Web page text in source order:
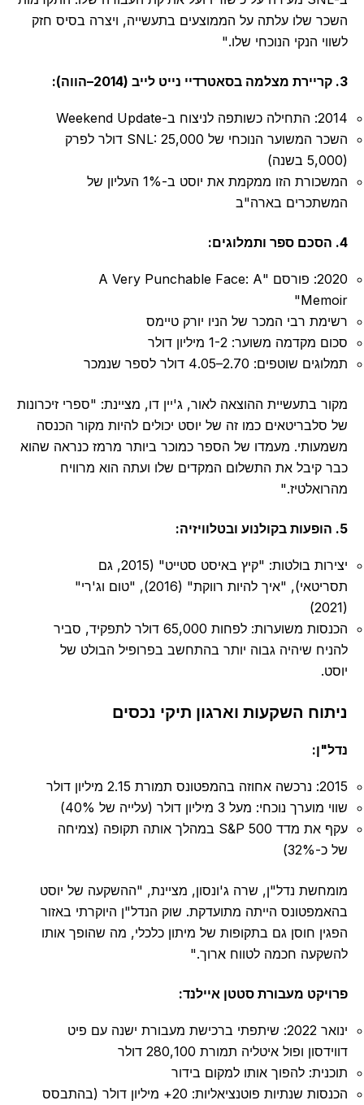
השכר שלו עלתה על הממוצעים בתעשייה, ויצרה בסיס חזק
לשווי הנקי הנוכחי שלו."
3. קריירת מצלמה בסאטרדיי נייט לייב (2014–הווה):
2014: התחילה כשותפה לניצוח ב-Weekend Update
השכר המשוער הנוכחי של SNL: 25,000 דולר לפרק
(5,000 בשנה)
המשכורת הזו ממקמת את יוסט ב-1% העליון של
המשתכרים בארה"ב
4. הסכם ספר ותמלוגים:
2020: פורסם "A Very Punchable Face: A
Memoir"
רשימת רבי המכר של הניו יורק טיימס
סכום מקדמה משוער: 1-2 מיליון דולר
תמלוגים שוטפים: 2.70–4.05 דולר לספר שנמכר
מקור בתעשיית ההוצאה לאור, ג'יין דו, מציינת: "ספרי זיכרונות
של סלבריטאים כמו זה של יוסט יכולים להיות מקור הכנסה
משמעותי. מעמדו של הספר כמוכר ביותר מרמז כנראה שהוא
כבר קיבל את התשלום המקדים שלו ועתה הוא מרוויח
מהרואלטיז."
5. הופעות בקולנוע ובטלוויזיה:
יצירות בולטות: "קיץ באיסט סטייט" (2015, גם
תסריטאי), "איך להיות רווקת" (2016), "טום וג'רי"
(2021)
הכנסות משוערות: לפחות 65,000 דולר לתפקיד, סביר
להניח שיהיה גבוה יותר בהתחשב בפרופיל הבולט של
יוסט.
ניתוח השקעות וארגון תיקי נכסים
נדל"ן:
2015: נרכשה אחוזה בהמפטונס תמורת 2.15 מיליון דולר
שווי מוערך נוכחי: מעל 3 מיליון דולר (עלייה של 40%)
עקף את מדד S&P 500 במהלך אותה תקופה (צמיחה
של כ-32%)
מומחשת נדל"ן, שרה ג'ונסון, מציינת, "ההשקעה של יוסט
בהאמפטונס הייתה מתועדקת. שוק הנדל"ן היוקרתי באזור
הפגין חוסן גם בתקופות של מיתון כלכלי, מה שהופך אותו
להשקעה חכמה לטווח ארוך."
פרויקט מעבורת סטטן איילנד:
ינואר 2022: שיתפתי ברכישת מעבורת ישנה עם פיט
דווידסון ופול איטליה תמורת 280,100 דולר
תוכנית: להפוך אותו למקום בידור
הכנסות שנתיות פוטנציאליות: 20+ מיליון דולר (בהתבסס